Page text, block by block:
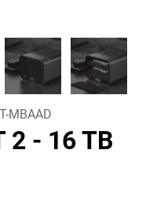
MBAAD
2 - 16 TB